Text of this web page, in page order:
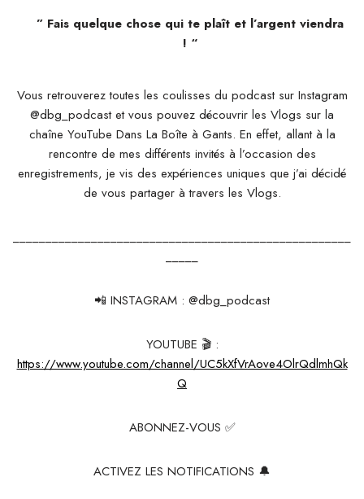
” Fais quelque chose qui te plaît et l’argent viendra
! “
Vous retrouverez toutes les coulisses du podcast sur Instagram
@dbg_podcast et vous pouvez découvrir les Vlogs sur la
chaîne YouTube Dans La Boîte à Gants. En effet, allant à la
rencontre de mes différents invités à l’occasion des
enregistrements, je vis des expériences uniques que j’ai décidé
de vous partager à travers les Vlogs.
📲 INSTAGRAM : @dbg_podcast
YOUTUBE 🎬 :
https://www.youtube.com/channel/UC5kXfVrAove4OlrQdlmhQk
Q
ABONNEZ-VOUS ✅
ACTIVEZ LES NOTIFICATIONS 🔔